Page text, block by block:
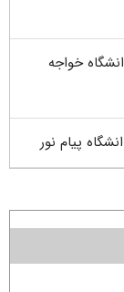
خواجه
پیام نور